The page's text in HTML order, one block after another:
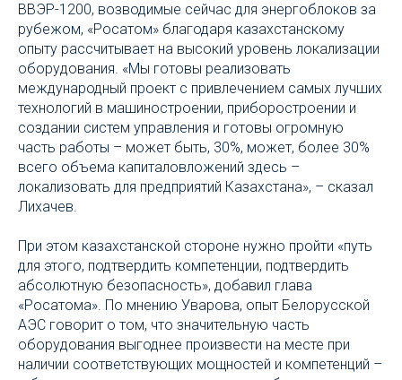
ВВЭР-1200, возводимые сейчас для энергоблоков за
рубежом, «Росатом» благодаря казахстанскому
опыту рассчитывает на высокий уровень локализации
оборудования. «Мы готовы реализовать
международный проект с привлечением самых лучших
технологий в машиностроении, приборостроении и
создании систем управления и готовы огромную
часть работы – может быть, 30%, может, более 30%
всего объема капиталовложений здесь –
локализовать для предприятий Казахстана», – сказал
Лихачев.
При этом казахстанской стороне нужно пройти «путь
для этого, подтвердить компетенции, подтвердить
абсолютную безопасность», добавил глава
«Росатома». По мнению Уварова, опыт Белорусской
АЭС говорит о том, что значительную часть
оборудования выгоднее произвести на месте при
наличии соответствующих мощностей и компетенций –